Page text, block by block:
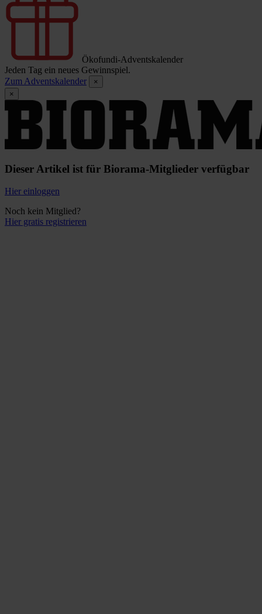
Ökofundi-Adventskalender
Jeden Tag ein neues Gewinnspiel.
Zum Adventskalender
×
×
Dieser Artikel ist für Biorama-Mitglieder verfügbar
Hier einloggen
Noch kein Mitglied?
Hier gratis registrieren